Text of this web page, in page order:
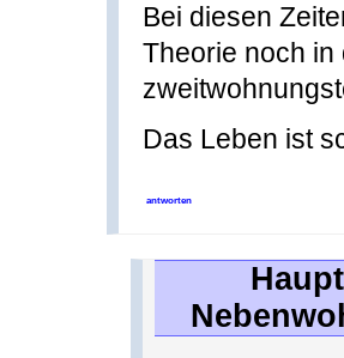
Bei diesen
Theorie noch in
Das Leben ist
antworten